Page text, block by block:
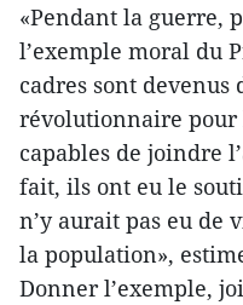
«Pendant la guerre,
l’exemple moral du
cadres sont devenus
révolutionnaire pour
capables de joindre
fait, ils ont eu le
n’y aurait pas eu de
la population»,
Donner l’exemple,